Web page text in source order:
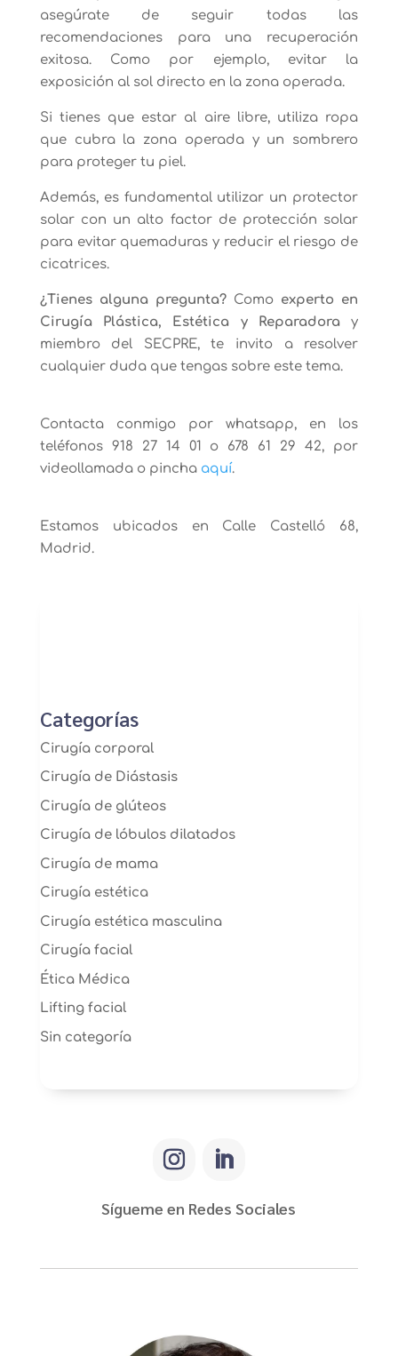
asegúrate de seguir todas las
recomendaciones para una recuperación
exitosa. Como por ejemplo, evitar la
exposición al sol directo en la zona operada.
Si tienes que estar al aire libre, utiliza ropa
que cubra la zona operada y un sombrero
para proteger tu piel.
Además, es fundamental utilizar un protector
solar con un alto factor de protección solar
para evitar quemaduras y reducir el riesgo de
cicatrices.
¿Tienes alguna pregunta?Como experto en
Cirugía Plástica, Estética y Reparadoray
miembro del SECPRE, te invito a resolver
cualquier duda que tengas sobre este tema.
Contacta conmigo por whatsapp, en los
teléfonos 918 27 14 01 o 678 61 29 42, por
videollamada o pincha aquí.
Estamos ubicados en Calle Castelló 68,
Madrid.
Categorías
Cirugía corporal
Cirugía de Diástasis
Cirugía de glúteos
Cirugía de lóbulos dilatados
Cirugía de mama
Cirugía estética
Cirugía estética masculina
Cirugía facial
Ética Médica
Lifting facial
Sin categoría
Sígueme en Redes Sociales